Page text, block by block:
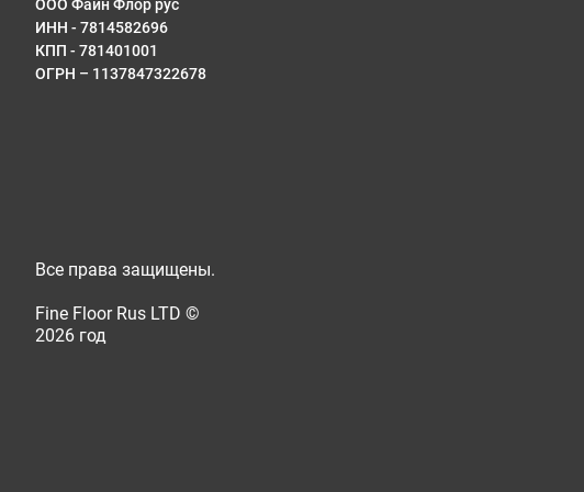
ООО Файн Флор рус
ИНН - 7814582696
КПП - 781401001
ОГРН – 1137847322678
Все права защищены.
Fine Floor Rus LTD ©
2026 год